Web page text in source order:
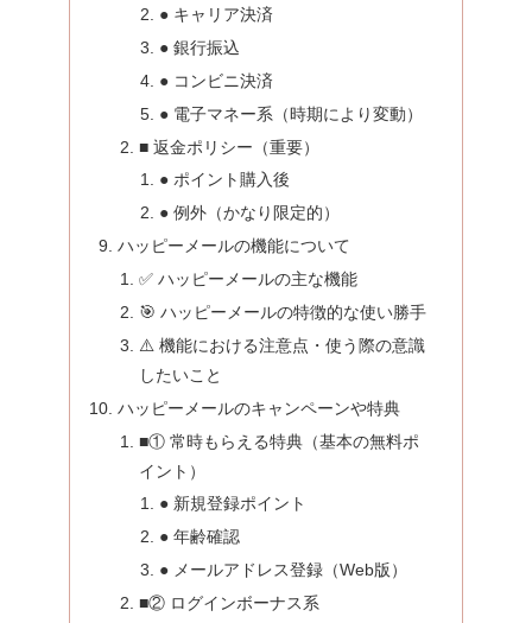
● キャリア決済
● 銀行振込
● コンビニ決済
● 電子マネー系（時期により変動）
■ 返金ポリシー（重要）
● ポイント購入後
● 例外（かなり限定的）
ハッピーメールの機能について
✅ ハッピーメールの主な機能
🎯 ハッピーメールの特徴的な使い勝手
⚠️ 機能における注意点・使う際の意識
したいこと
ハッピーメールのキャンペーンや特典
■① 常時もらえる特典（基本の無料ポ
イント）
● 新規登録ポイント
● 年齢確認
● メールアドレス登録（Web版）
■② ログインボーナス系